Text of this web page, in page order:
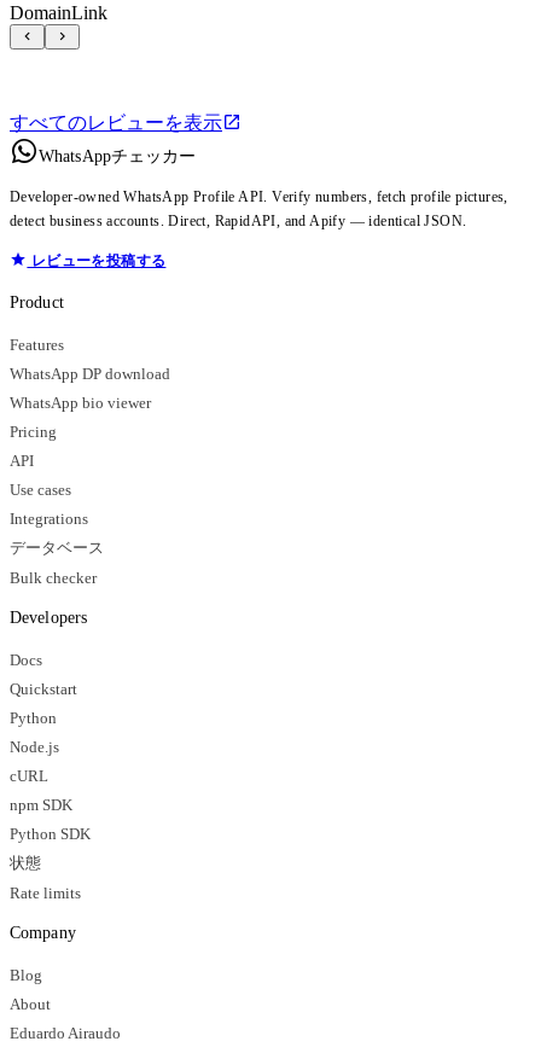
DomainLink
すべてのレビューを表示
WhatsAppチェッカー
Developer-owned WhatsApp Profile API. Verify numbers, fetch profile pictures,
detect business accounts. Direct, RapidAPI, and Apify — identical JSON.
レビューを投稿する
Product
Features
WhatsApp DP download
WhatsApp bio viewer
Pricing
API
Use cases
Integrations
データベース
Bulk checker
Developers
Docs
Quickstart
Python
Node.js
cURL
npm SDK
Python SDK
状態
Rate limits
Company
Blog
About
Eduardo Airaudo